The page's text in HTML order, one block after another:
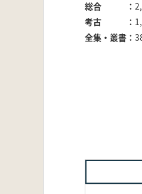
総合
考古
全集・叢書